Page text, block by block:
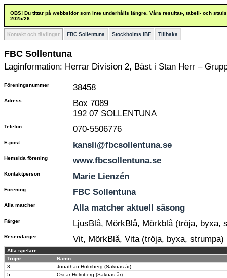
OBS! Du tittar på webbsidor som inte underhålls längre. Våra resultat-, tabell- och
2025/26.
Kontakt och tävlingar FBC Sollentuna Stockholms IBF Tillbaka
FBC Sollentuna
Laginformation: Herrar Division 2, Bäst i Stan Herr –
Föreningsnummer 38458
Adress
Box 7089
192 07 SOLLENTUNA
Telefon 070-5506776
E-post kansli@fbcsollentuna.se
Hemsida förening www.fbcsollentuna.se
Kontaktperson Marie Lienzén
Förening FBC Sollentuna
Alla matcher Alla matcher aktuell säsong
Färger LjusBlå, MörkBlå, Mörkblå (tröja, byxa,
Reservfärger Vit, MörkBlå, Vita (tröja, byxa, strumpa)
Alla spelare
Tröjnr
Namn
3
Jonathan Holmberg (Saknas år)
5
Oscar Holmberg (Saknas år)